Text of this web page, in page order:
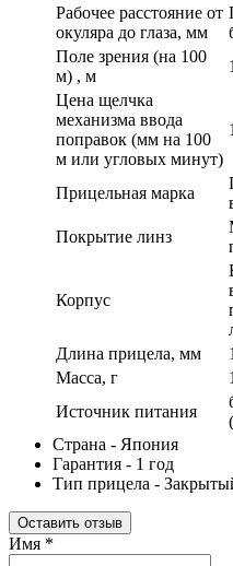
Рабочее расстояние от
окуляра до глаза, мм
Поле зрения (на 100
м) , м
Цена щелчка
механизма ввода
поправок (мм на 100
м или угловых минут)
Прицельная марка
Покрытие линз
Корпус
Длина прицела, мм
Масса, г
Источник питания
Страна - Япония
Гарантия - 1 год
Тип прицела -
Оставить отзыв
Имя *